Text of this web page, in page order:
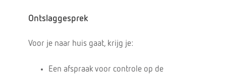
Ontslaggesprek
Voor je naar huis gaat, krijg je:
Een afspraak voor controle op de